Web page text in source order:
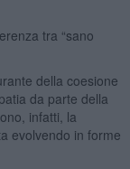
tra “sano
della coesione
da parte della
infatti, la
evolvendo in forme